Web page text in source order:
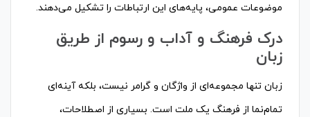
موضوعات عمومی، پایه‌های این ارتباطات را تشکیل می‌دهند.
درک فرهنگ و آداب و رسوم از طریق
زبان
زبان تنها مجموعه‌ای از واژگان و گرامر نیست، بلکه آینه‌ای
تمام‌نما از فرهنگ یک ملت است. بسیاری از اصطلاحات،